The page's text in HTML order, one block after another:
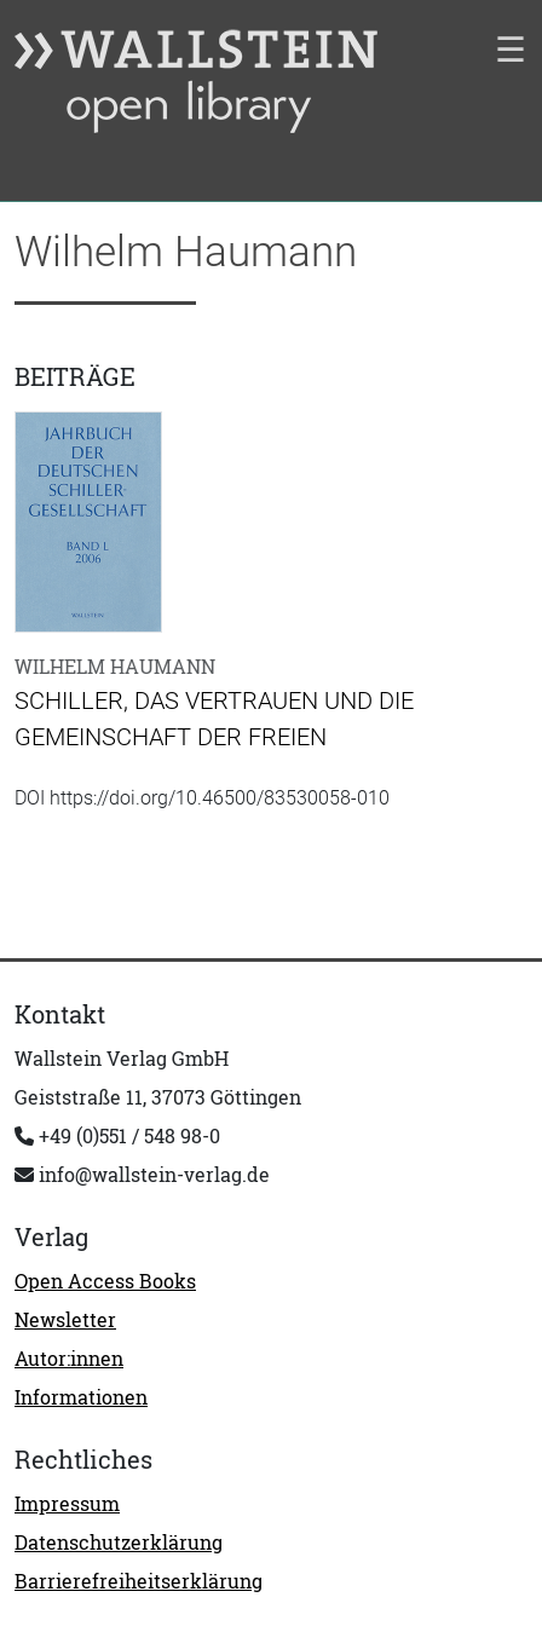
☰
Wilhelm Haumann
BEITRÄGE
WILHELM HAUMANN
SCHILLER, DAS VERTRAUEN UND DIE
GEMEINSCHAFT DER FREIEN
DOI https://doi.org/10.46500/83530058-010
Kontakt
Wallstein Verlag GmbH
Geiststraße 11, 37073 Göttingen
+49 (0)551 / 548 98-0
info@wallstein-verlag.de
Verlag
Open Access Books
Newsletter
Autor:innen
Informationen
Rechtliches
Impressum
Datenschutzerklärung
Barrierefreiheitserklärung